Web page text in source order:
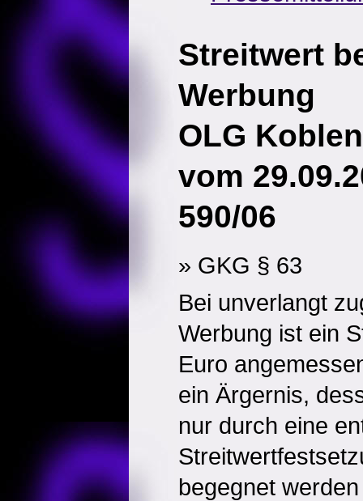
Streitwert
Werbung
OLG
vom
590/06
» GKG § 63
Bei unverlangt
Werbung ist ein
Euro
ein Ärgernis,
nur durch eine
begegnet